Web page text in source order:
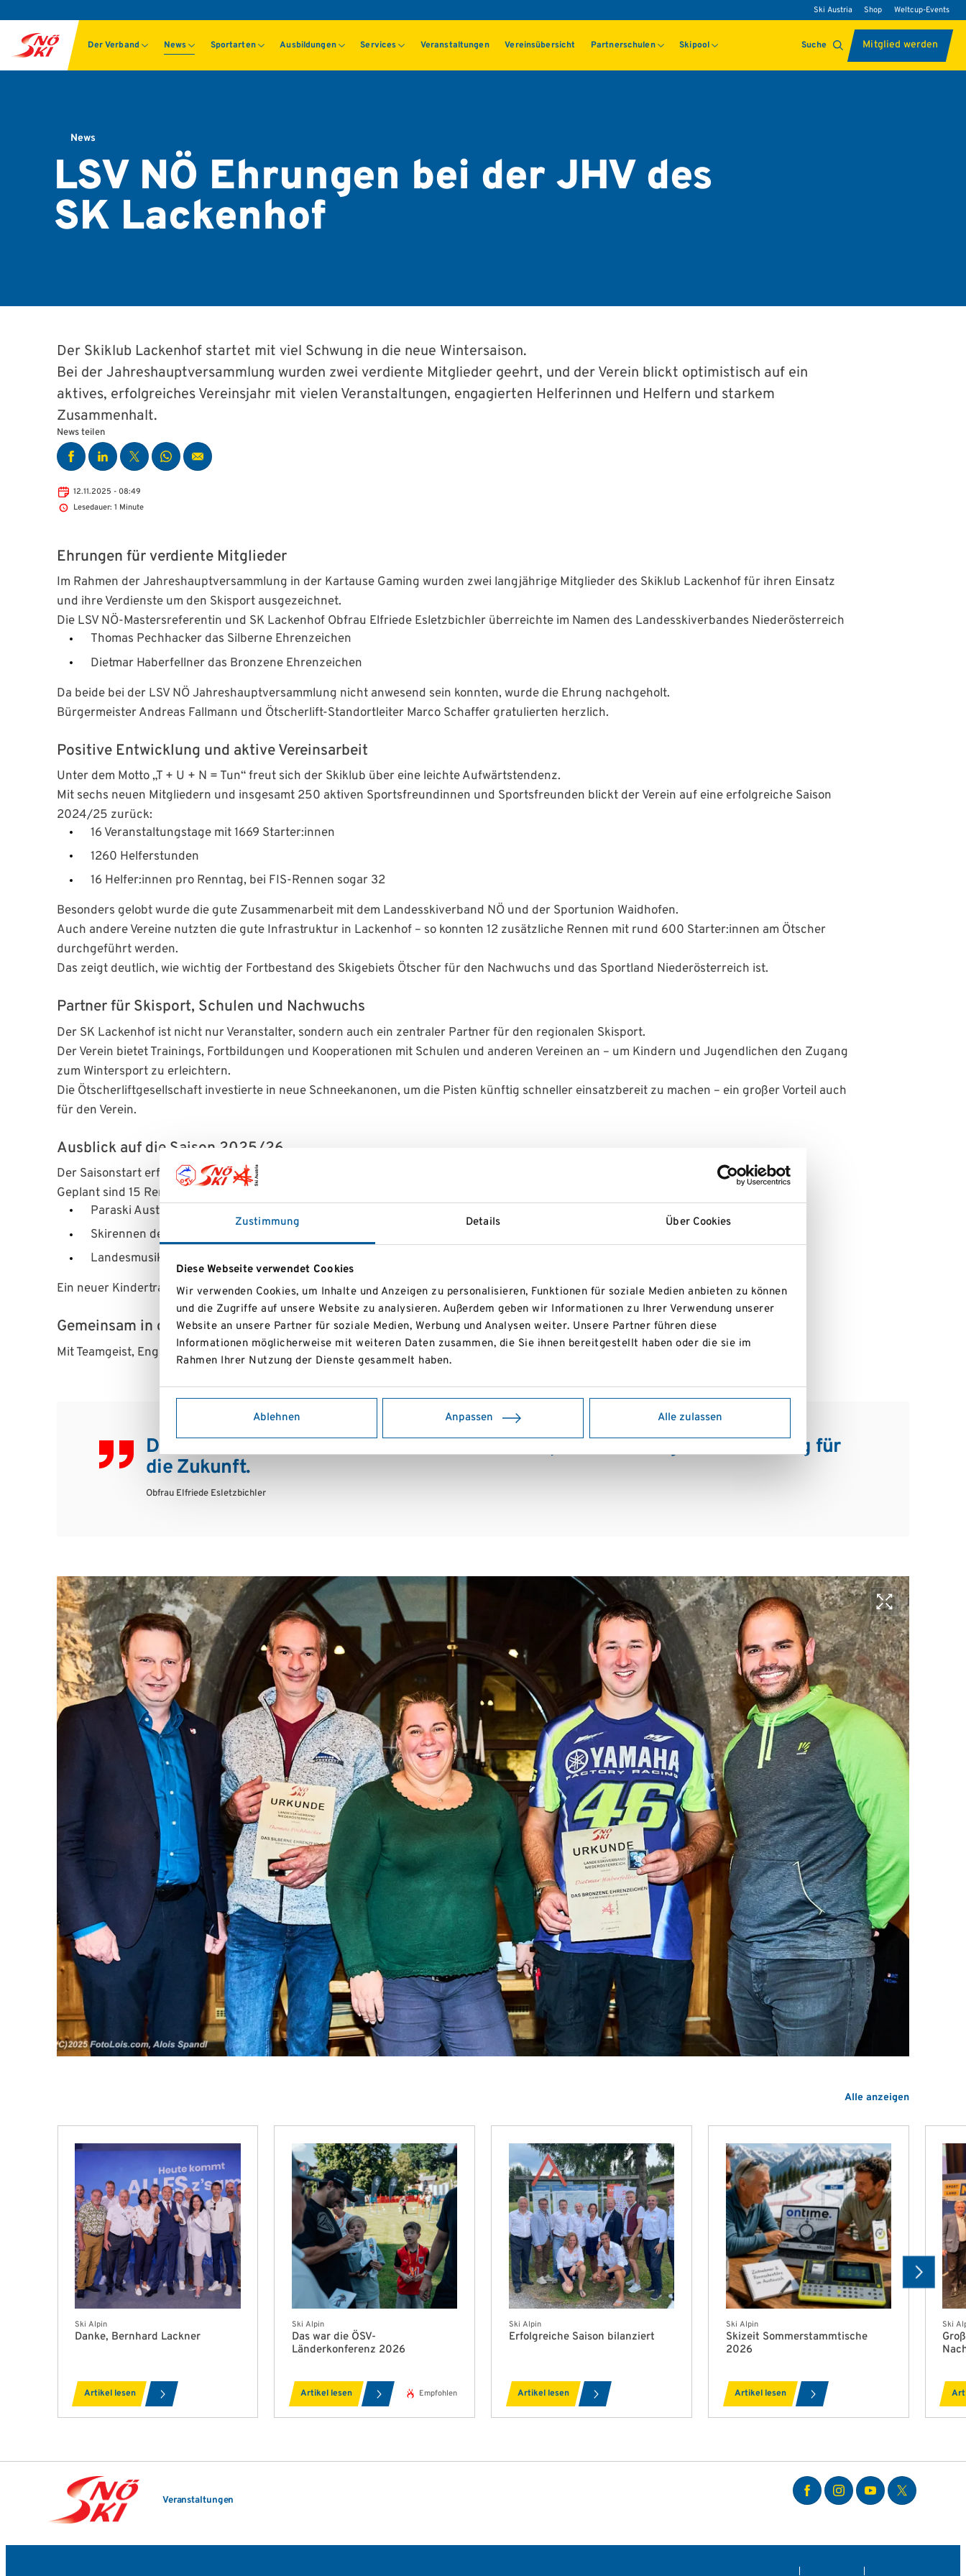
Zustimmung Details Über Cookies
Diese Webseite verwendet Cookies
Wir verwenden Cookies, um Inhalte und Anzeigen zu personalisieren, Funktionen für soziale Medien anbieten zu können
und die Zugriffe auf unsere Website zu analysieren. Außerdem geben wir Informationen zu Ihrer Verwendung unserer
Website an unsere Partner für soziale Medien, Werbung und Analysen weiter. Unsere Partner führen diese
Informationen möglicherweise mit weiteren Daten zusammen, die Sie ihnen bereitgestellt haben oder die sie im
Rahmen Ihrer Nutzung der Dienste gesammelt haben.
Ablehnen Anpassen Alle zulassen
Ski Austria Shop Weltcup-Events
Der Verband News Sportarten Ausbildungen Services Veranstaltungen Vereinsübersicht Partnerschulen Skipool Suche Mitglied werden
News
LSV NÖ Ehrungen bei der JHV des
SK Lackenhof
Der Skiklub Lackenhof startet mit viel Schwung in die neue Wintersaison.
Bei der Jahreshauptversammlung wurden zwei verdiente Mitglieder geehrt, und der Verein blickt optimistisch auf ein
aktives, erfolgreiches Vereinsjahr mit vielen Veranstaltungen, engagierten Helferinnen und Helfern und starkem
Zusammenhalt.
News teilen
12.11.2025 - 08:49
Lesedauer: 1 Minute
Ehrungen für verdiente Mitglieder
Im Rahmen der Jahreshauptversammlung in der Kartause Gaming wurden zwei langjährige Mitglieder des Skiklub Lackenhof für ihren Einsatz
und ihre Verdienste um den Skisport ausgezeichnet.
Die LSV NÖ-Mastersreferentin und SK Lackenhof Obfrau Elfriede Esletzbichler überreichte im Namen des Landesskiverbandes Niederösterreich
Thomas Pechhacker das Silberne Ehrenzeichen
Dietmar Haberfellner das Bronzene Ehrenzeichen
Da beide bei der LSV NÖ Jahreshauptversammlung nicht anwesend sein konnten, wurde die Ehrung nachgeholt.
Bürgermeister Andreas Fallmann und Ötscherlift-Standortleiter Marco Schaffer gratulierten herzlich.
Positive Entwicklung und aktive Vereinsarbeit
Unter dem Motto „T + U + N = Tun“ freut sich der Skiklub über eine leichte Aufwärtstendenz.
Mit sechs neuen Mitgliedern und insgesamt 250 aktiven Sportsfreundinnen und Sportsfreunden blickt der Verein auf eine erfolgreiche Saison
2024/25 zurück:
16 Veranstaltungstage mit 1669 Starter:innen
1260 Helferstunden
16 Helfer:innen pro Renntag, bei FIS-Rennen sogar 32
Besonders gelobt wurde die gute Zusammenarbeit mit dem Landesskiverband NÖ und der Sportunion Waidhofen.
Auch andere Vereine nutzten die gute Infrastruktur in Lackenhof – so konnten 12 zusätzliche Rennen mit rund 600 Starter:innen am Ötscher
durchgeführt werden.
Das zeigt deutlich, wie wichtig der Fortbestand des Skigebiets Ötscher für den Nachwuchs und das Sportland Niederösterreich ist.
Partner für Skisport, Schulen und Nachwuchs
Der SK Lackenhof ist nicht nur Veranstalter, sondern auch ein zentraler Partner für den regionalen Skisport.
Der Verein bietet Trainings, Fortbildungen und Kooperationen mit Schulen und anderen Vereinen an – um Kindern und Jugendlichen den Zugang
zum Wintersport zu erleichtern.
Die Ötscherliftgesellschaft investierte in neue Schneekanonen, um die Pisten künftig schneller einsatzbereit zu machen – ein großer Vorteil auch
für den Verein.
Ausblick auf die Saison 2025/26
Der Saisonstart erfolgt Ende November mit dem traditionellen Freifahren am Kitzsteinhorn.
Geplant sind 15 Renntage mit insgesamt 21 Bewerben, darunter:
Paraski Austria Cup
Skirennen der Landesbediensteten
Landesmusikanten-Skimeisterschaft
Ein neuer Kindertrainingsplan ist in Ausarbeitung und wird flexibel an Wetter- und Schneeverhältnisse angepasst.
Gemeinsam in die Zukunft
Mit Teamgeist, Engagement und Freude am Skisport geht der Skiklub Lackenhof in die neue Saison.
Der Dank an alle Helferinnen und Helfer ist Ansporn, Grundlage und Hoffnung für
die Zukunft.
Obfrau Elfriede Esletzbichler
Alle anzeigen
Ski Alpin
Danke, Bernhard Lackner
Artikel lesen
Ski Alpin
Das war die ÖSV-
Länderkonferenz 2026
Artikel lesen Empfohlen
Ski Alpin
Erfolgreiche Saison bilanziert
Artikel lesen
Ski Alpin
Skizeit Sommerstammtische
2026
Artikel lesen
Ski
Veranstaltungen